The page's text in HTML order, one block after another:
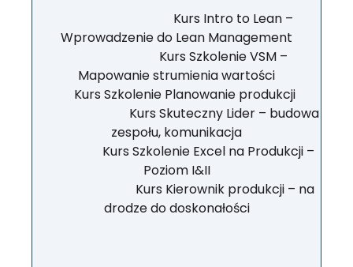
Kurs Intro to Lean –
Wprowadzenie do Lean Management
Kurs Szkolenie VSM –
Mapowanie strumienia wartości
Kurs Szkolenie Planowanie produkcji
Kurs Skuteczny Lider – budowa
zespołu, komunikacja
Kurs Szkolenie Excel na Produkcji –
Poziom I&II
Kurs Kierownik produkcji – na
drodze do doskonałości